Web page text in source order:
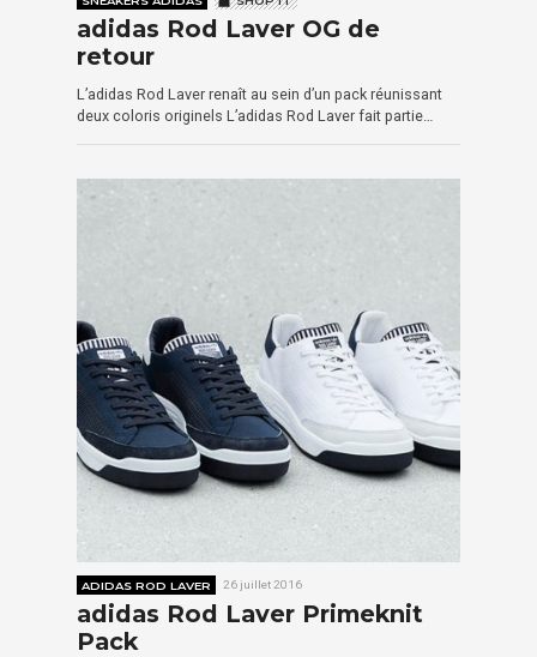
adidas Rod Laver OG de
retour
L’adidas Rod Laver renaît au sein d’un pack réunissant
deux coloris originels L’adidas Rod Laver fait partie…
ADIDAS ROD LAVER 26 juillet 2016
adidas Rod Laver Primeknit
Pack